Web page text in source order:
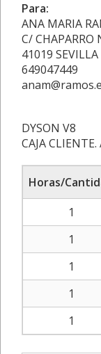
Para:
ANA MARIA
C/ CHAPARRO
41019 SEVILLA
649047449
DYSON V8
CAJA
Horas/
1
1
1
1
1